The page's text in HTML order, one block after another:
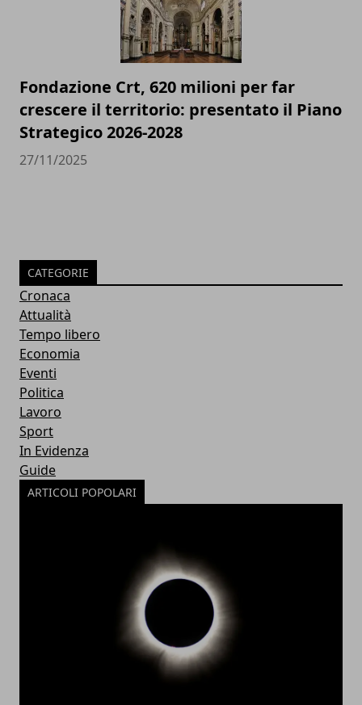
Fondazione Crt, 620 milioni per far
crescere il territorio: presentato il Piano
Strategico 2026-2028
27/11/2025
CATEGORIE
Cronaca
Attualità
Tempo libero
Economia
Eventi
Politica
Lavoro
Sport
In Evidenza
Guide
ARTICOLI POPOLARI